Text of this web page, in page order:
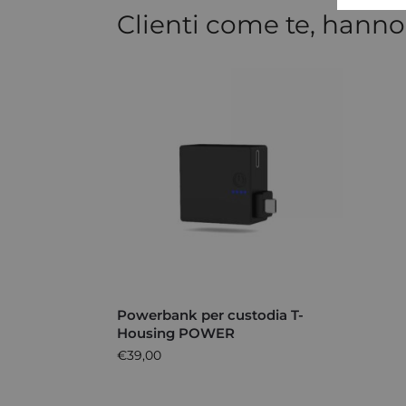
Clienti come te,
Powerbank per custodia T-
Housing POWER
€39,00